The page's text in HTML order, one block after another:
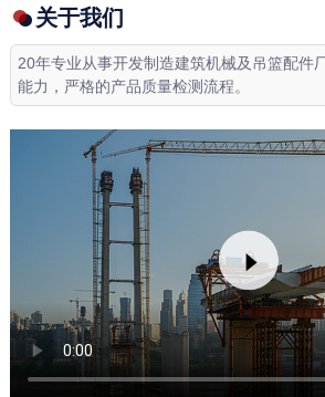
关于我们
20年专业从事开发制造建筑机械及吊篮配件
能力，严格的产品质量检测流程。